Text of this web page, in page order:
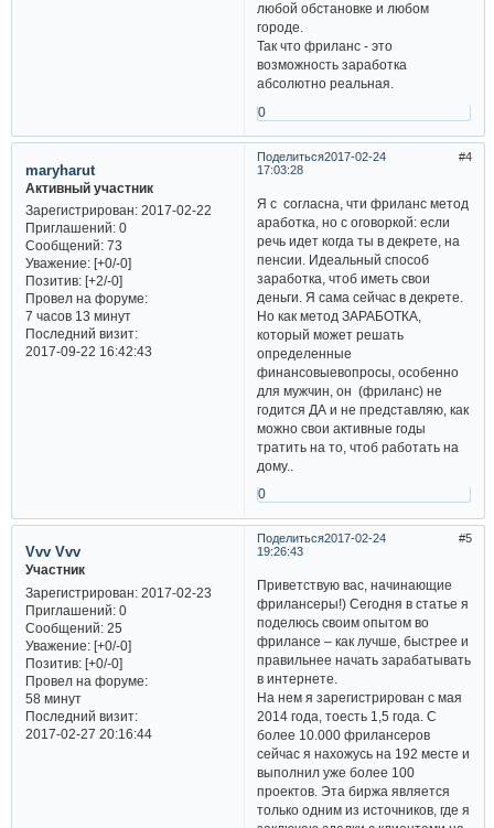
любой обстановке и любом
городе.
Так что фриланс - это
возможность заработка
абсолютно реальная.
0
Поделиться 4
2017-02-24
17:03:28
maryharut
Активный участник
Зарегистрирован: 2017-02-22
Приглашений:0
Сообщений:73
Уважение: [+0/-0]
Позитив: [+2/-0]
Провел на форуме:
7 часов 13 минут
Последний визит:
2017-09-22 16:42:43
Я с согласна, чти фриланс метод
аработка, но с оговоркой: если
речь идет когда ты в декрете, на
пенсии. Идеальный способ
заработка, чтоб иметь свои
деньги. Я сама сейчас в декрете.
Но как метод ЗАРАБОТКА,
который может решать
определенные
финансовыевопросы, особенно
для мужчин, он (фриланс) не
годится ДА и не представляю, как
можно свои активные годы
тратить на то, чтоб работать на
дому..
0
Поделиться 5
2017-02-24
19:26:43
Vvv Vvv
Участник
Зарегистрирован: 2017-02-23
Приглашений:0
Сообщений:25
Уважение: [+0/-0]
Позитив: [+0/-0]
Провел на форуме:
58 минут
Последний визит:
2017-02-27 20:16:44
Приветствую вас, начинающие
фрилансеры!) Сегодня в статье я
поделюсь своим опытом во
фрилансе – как лучше, быстрее и
правильнее начать зарабатывать
в интернете.
На нем я зарегистрирован с мая
2014 года, тоесть 1,5 года. С
более 10.000 фрилансеров
сейчас я нахожусь на 192 месте и
выполнил уже более 100
проектов. Эта биржа является
только одним из источников, где я